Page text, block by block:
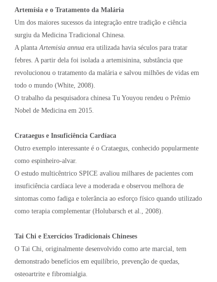
Artemísia e o Tratamento da Malária
Um dos maiores sucessos da integração entre tradição e ciência
surgiu da Medicina Tradicional Chinesa.
A planta Artemisia annua era utilizada havia séculos para tratar
febres. A partir dela foi isolada a artemisinina, substância que
revolucionou o tratamento da malária e salvou milhões de vidas em
todo o mundo (White, 2008).
O trabalho da pesquisadora chinesa Tu Youyou rendeu o Prêmio
Nobel de Medicina em 2015.
Crataegus e Insuficiência Cardíaca
Outro exemplo interessante é o Crataegus, conhecido popularmente
como espinheiro-alvar.
O estudo multicêntrico SPICE avaliou milhares de pacientes com
insuficiência cardíaca leve a moderada e observou melhora de
sintomas como fadiga e tolerância ao esforço físico quando utilizado
como terapia complementar (Holubarsch et al., 2008).
Tai Chi e Exercícios Tradicionais Chineses
O Tai Chi, originalmente desenvolvido como arte marcial, tem
demonstrado benefícios em equilíbrio, prevenção de quedas,
osteoartrite e fibromialgia.